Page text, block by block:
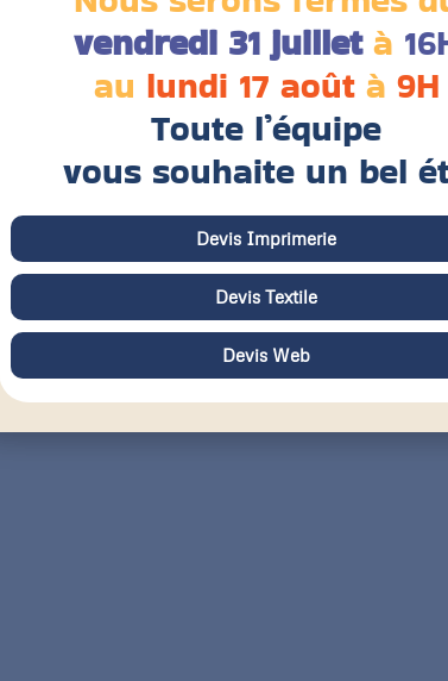
vendredi 31 juilletà
au lundi 17 aoûtà 9H
Toute l’équipe
vous souhaite un bel
Devis Imprimerie
Devis Textile
Devis Web